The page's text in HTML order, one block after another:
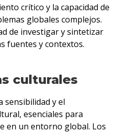
crítico y la capacidad de
globales complejos.
de investigar y sintetizar
fuentes y contextos.
culturales
sensibilidad y el
esenciales para
en un entorno global. Los